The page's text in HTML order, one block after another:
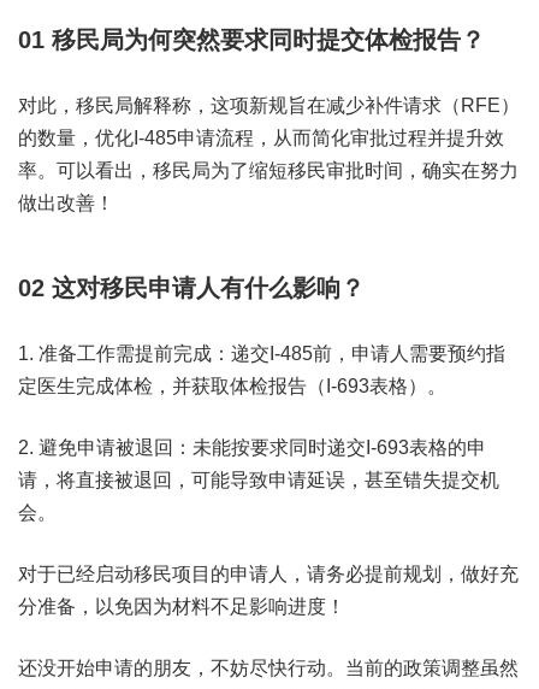
01 移民局为何突然要求同时提交体检报告？
对此，移民局解释称，这项新规旨在减少补件请求（RFE）
的数量，优化I-485申请流程，从而简化审批过程并提升效
率。可以看出，移民局为了缩短移民审批时间，确实在努力
做出改善！
02 这对移民申请人有什么影响？
1. 准备工作需提前完成： 递交I-485前，申请人需要预约指
定医生完成体检，并获取体检报告（I-693表格）。
2. 避免申请被退回：未能按要求同时递交I-693表格的申
请，将直接被退回，可能导致申请延误，甚至错失提交机
会。
对于已经启动移民项目的申请人，请务必提前规划，做好充
分准备，以免因为材料不足影响进度！
还没开始申请的朋友，不妨尽快行动。当前的政策调整虽然